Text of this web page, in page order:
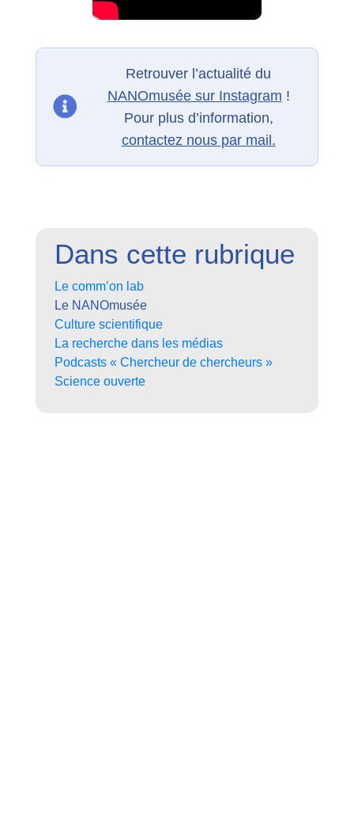
Retrouver l’actualité du
NANOmusée sur Instagram !
Pour plus d’information,
contactez nous par mail.
Dans cette rubrique
Le comm’on lab
Le NANOmusée
Culture scientifique
La recherche dans les médias
Podcasts « Chercheur de chercheurs »
Science ouverte